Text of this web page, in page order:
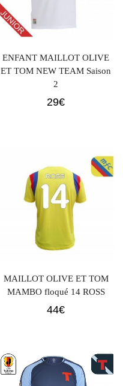
ENFANT MAILLOT OLIVE
ET TOM NEW TEAM Saison
2
29€
MAILLOT OLIVE ET TOM
MAMBO floqué 14 ROSS
44€